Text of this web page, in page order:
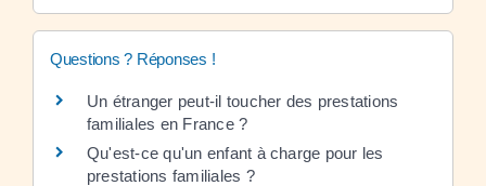
Questions ? Réponses !
Un étranger peut-il toucher des prestations
familiales en France ?
Qu'est-ce qu'un enfant à charge pour les
prestations familiales ?